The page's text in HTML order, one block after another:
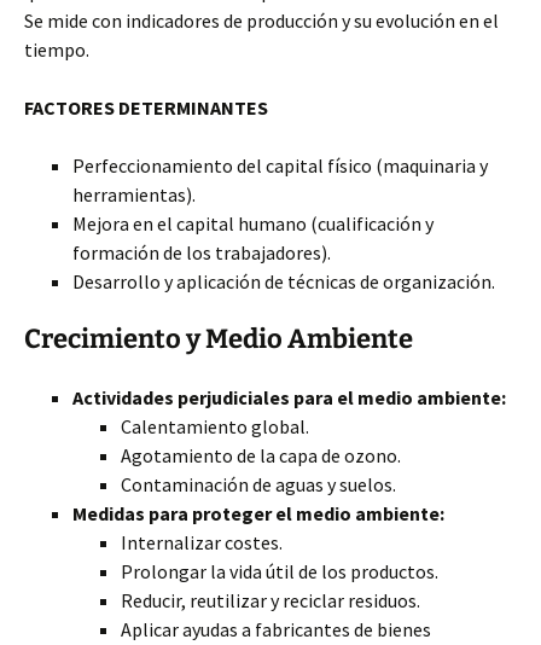
Se mide con indicadores de producción y su evolución en el
tiempo.
FACTORES DETERMINANTES
Perfeccionamiento del capital físico (maquinaria y
herramientas).
Mejora en el capital humano (cualificación y
formación de los trabajadores).
Desarrollo y aplicación de técnicas de organización.
Crecimiento y Medio Ambiente
Actividades perjudiciales para el medio ambiente:
Calentamiento global.
Agotamiento de la capa de ozono.
Contaminación de aguas y suelos.
Medidas para proteger el medio ambiente:
Internalizar costes.
Prolongar la vida útil de los productos.
Reducir, reutilizar y reciclar residuos.
Aplicar ayudas a fabricantes de bienes